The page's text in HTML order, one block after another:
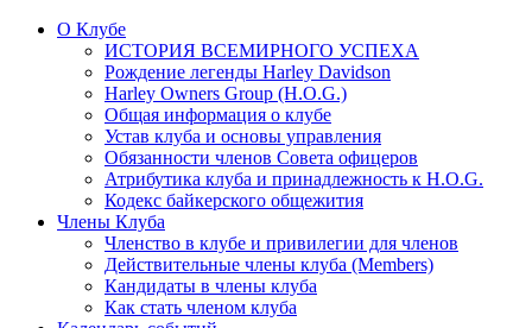
О Клубе
ИСТОРИЯ ВСЕМИРНОГО УСПЕХА
Рождение легенды Harley Davidson
Harley Owners Group (H.O.G.)
Общая информация о клубе
Устав клуба и основы управления
Обязанности членов Совета офицеров
Атрибутика клуба и принадлежность к H.O.G.
Кодекс байкерского общежития
Члены Клуба
Членство в клубе и привилегии для членов
Действительные члены клуба (Members)
Кандидаты в члены клуба
Как стать членом клуба